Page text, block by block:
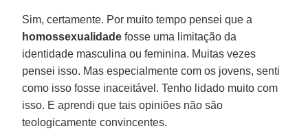
Sim, certamente. Por muito tempo pensei que a
homossexualidade fosse uma limitação da
identidade masculina ou feminina. Muitas vezes
pensei isso. Mas especialmente com os jovens, senti
como isso fosse inaceitável. Tenho lidado muito com
isso. E aprendi que tais opiniões não são
teologicamente convincentes.